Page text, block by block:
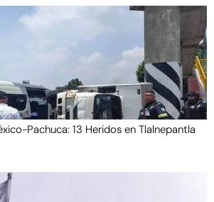
Pachuca: 13 Heridos en Tlalnepantla